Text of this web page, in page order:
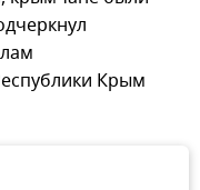
Крым